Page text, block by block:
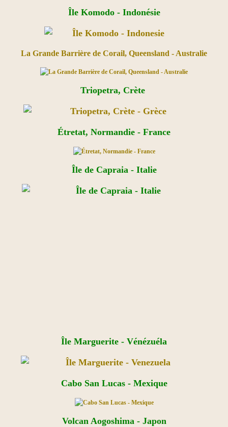
Île Komodo - Indonésie
La Grande Barrière de Corail, Queensland - Australie
Triopetra, Crète
Étretat, Normandie - France
Île de Capraia - Italie
Île Marguerite - Vénézuéla
Cabo San Lucas - Mexique
Volcan Aogoshima - Japon